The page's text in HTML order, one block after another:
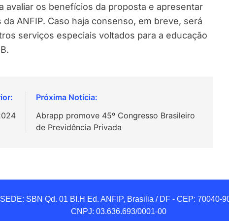
avaliar os benefícios da proposta e apresentar
ANFIP. Caso haja consenso, em breve, será
serviços especiais voltados para a educação
Abrapp promove 45º Congresso Brasileiro
de Previdência Privada
SEDE: SBN Qd. 01 BI.H Ed. ANFIP, Brasilia / DF - CEP: 70040-
CNPJ: 03.636.693/0001-00